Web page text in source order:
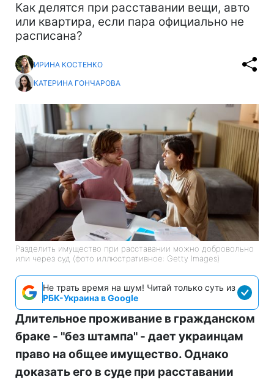
Как делятся при расставании вещи, авто
или квартира, если пара официально не
расписана?
ИРИНА КОСТЕНКО
КАТЕРИНА ГОНЧАРОВА
Разделить имущество при расставании можно добровольно
или через суд (фото иллюстративное: Getty Images)
Не трать время на шум! Читай только суть из
РБК-Украина в Google
Длительное проживание в гражданском
браке - "без штампа" - дает украинцам
право на общее имущество. Однако
доказать его в суде при расставании